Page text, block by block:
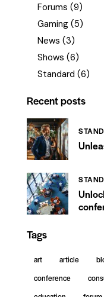
Forums (9)
Gaming (5)
News (3)
Shows (6)
Standard (6)
Recent posts
Tags
art article
conference